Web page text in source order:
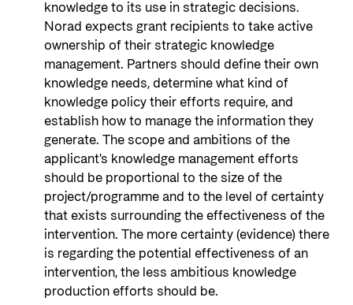
knowledge to its use in strategic decisions.
Norad expects grant recipients to take active
ownership of their strategic knowledge
management. Partners should define their own
knowledge needs, determine what kind of
knowledge policy their efforts require, and
establish how to manage the information they
generate. The scope and ambitions of the
applicant's knowledge management efforts
should be proportional to the size of the
project/programme and to the level of certainty
that exists surrounding the effectiveness of the
intervention. The more certainty (evidence) there
is regarding the potential effectiveness of an
intervention, the less ambitious knowledge
production efforts should be.